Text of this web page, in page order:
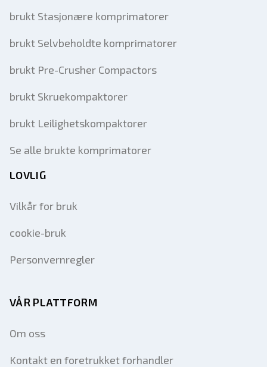
brukt Stasjonære komprimatorer
brukt Selvbeholdte komprimatorer
brukt Pre-Crusher Compactors
brukt Skruekompaktorer
brukt Leilighetskompaktorer
Se alle brukte komprimatorer
LOVLIG
Vilkår for bruk
cookie-bruk
Personvernregler
VÅR PLATTFORM
Om oss
Kontakt en foretrukket forhandler